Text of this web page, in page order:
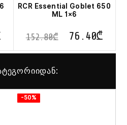
RCR Essential Goblet 650
ML 1×6
152.80₾ 76.40₾
-50%